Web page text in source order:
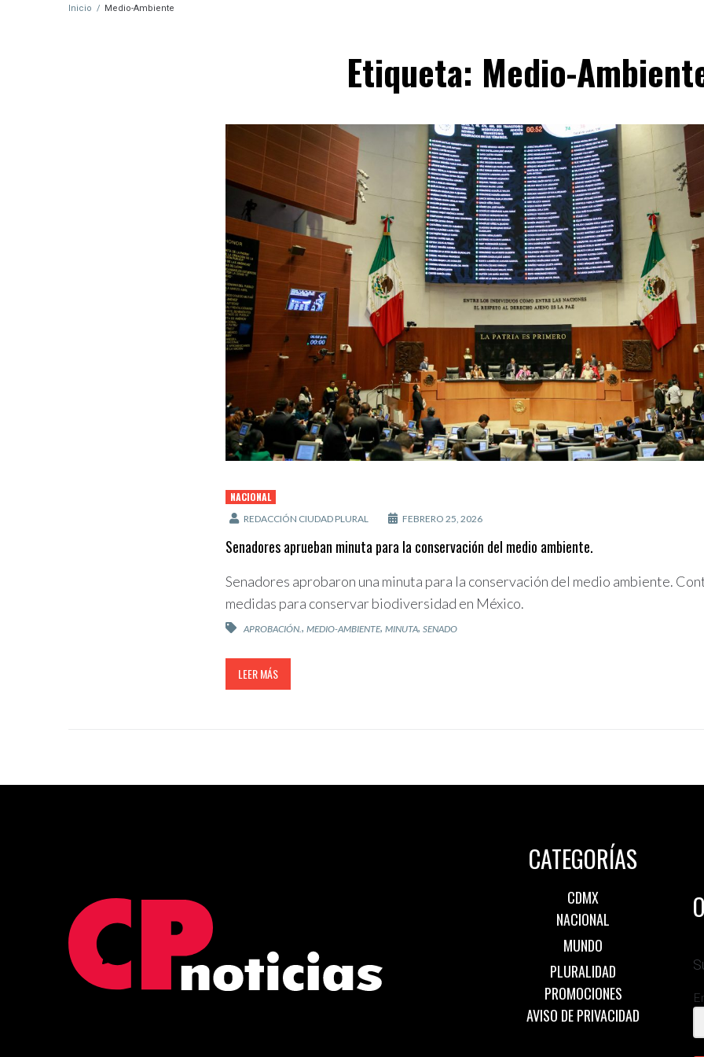
Inicio / Medio-Ambiente
Etiqueta: Medio-
NACIONAL
REDACCIÓN CIUDAD PLURAL FEBRERO 25, 2026
Senadores aprueban minuta para la conservación del medio ambiente.
Senadores aprobaron una minuta para la conservación del medio ambiente.
medidas para conservar biodiversidad en México.
APROBACIÓN. , MEDIO-AMBIENTE, MINUTA, SENADO
LEER MÁS
CATEGORÍAS
CDMX
NACIONAL
MUNDO
PLURALIDAD
PROMOCIONES
AVISO DE PRIVACIDAD